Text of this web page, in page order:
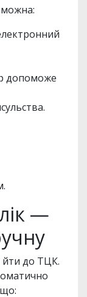
допоможе
—
йти до ТЦК.